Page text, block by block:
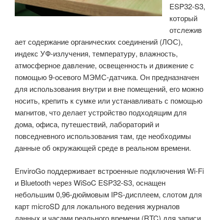
48
(Краудфандинг)»
ESP32-S3,
который
отслежив
ает содержание органических соединений (ЛОС),
индекс УФ-излучения, температуру, влажность,
атмосферное давление, освещенность и движение с
помощью 9-осевого МЭМС-датчика. Он предназначен
для использования внутри и вне помещений, его можно
носить, крепить к сумке или устанавливать с помощью
магнитов, что делает устройство подходящим для
дома, офиса, путешествий, лабораторий и
повседневного использования там, где необходимы
данные об окружающей среде в реальном времени.
EnviroGo поддерживает встроенные подключения Wi-Fi
и Bluetooth через WiSoC ESP32-S3, оснащен
небольшим 0,96-дюймовым IPS-дисплеем, слотом для
карт microSD для локального ведения журналов
данных и часами реального времени (RTC) для записи